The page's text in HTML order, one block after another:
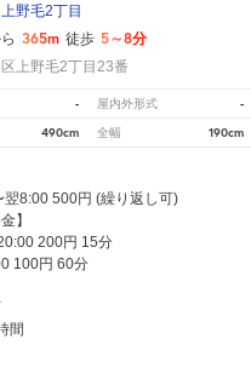
野毛2丁目
365m 徒歩 5～8分
上野毛2丁目23番
- 屋内外形式 -
490cm 全幅 190cm
翌8:00 500円 (繰り返し可)
】
200円 15分
100円 60分
間